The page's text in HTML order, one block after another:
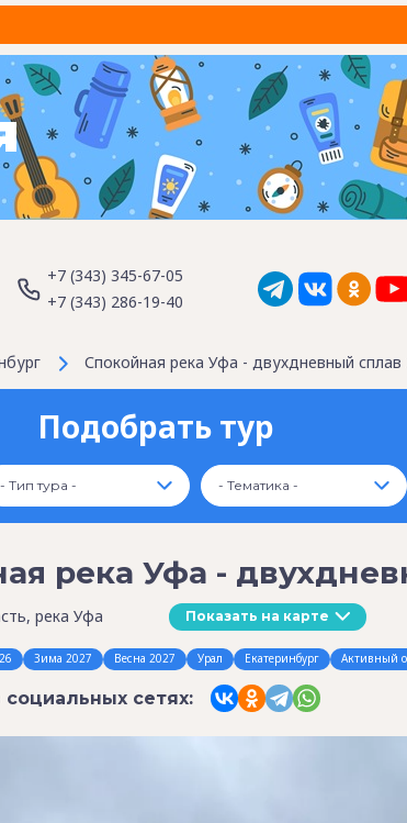
+7 (343) 345-67-05
+7 (343) 286-19-40
Спокойная река Уфа - двухдневный сплав
Подобрать тур
- Тип тура - - Тематика -
река Уфа -
река Уфа Показать на карте
Зима 2027 Весна 2027 Урал Екатеринбург Активный
сетях: